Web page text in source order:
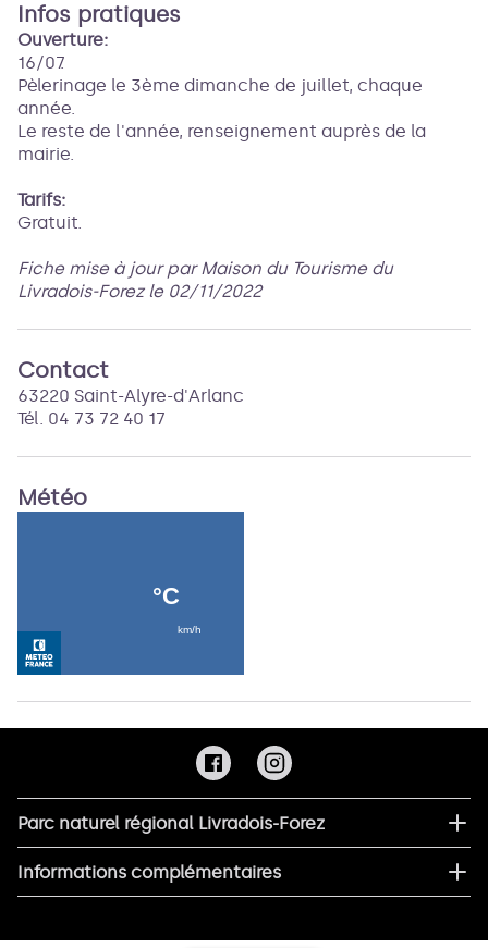
Infos pratiques
Ouverture:
16/07.
Pèlerinage le 3ème dimanche de juillet, chaque
année.
Le reste de l'année, renseignement auprès de la
mairie.
Tarifs:
Gratuit.
Fiche mise à jour par Maison du Tourisme du
Livradois-Forez le 02/11/2022
Contact
63220 Saint-Alyre-d'Arlanc
Tél. 04 73 72 40 17
Météo
Parc naturel régional Livradois-Forez
Informations complémentaires